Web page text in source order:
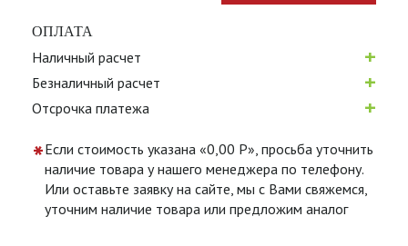
ОПЛАТА
Наличный расчет +
Безналичный расчет +
Отсрочка платежа +
*Если стоимость указана «0,00 Р», просьба уточнить
наличие товара у нашего менеджера по телефону.
Или оставьте заявку на сайте, мы с Вами свяжемся,
уточним наличие товара или предложим аналог